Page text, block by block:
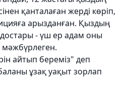
қанталаған жерді көріп,
арызданған. Қыздың
- үш ер адам оны
айтып береміз" деп
ұзақ уақыт зорлап